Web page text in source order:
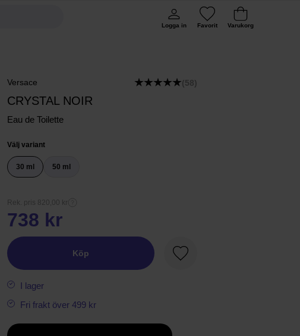
Logga in Favorit Varukorg
Versace (58)
CRYSTAL NOIR
Eau de Toilette
Välj variant
30 ml 50 ml
Rek. pris 820,00 kr
738 kr
Köp
Favorit
I lager
Fri frakt över 499 kr